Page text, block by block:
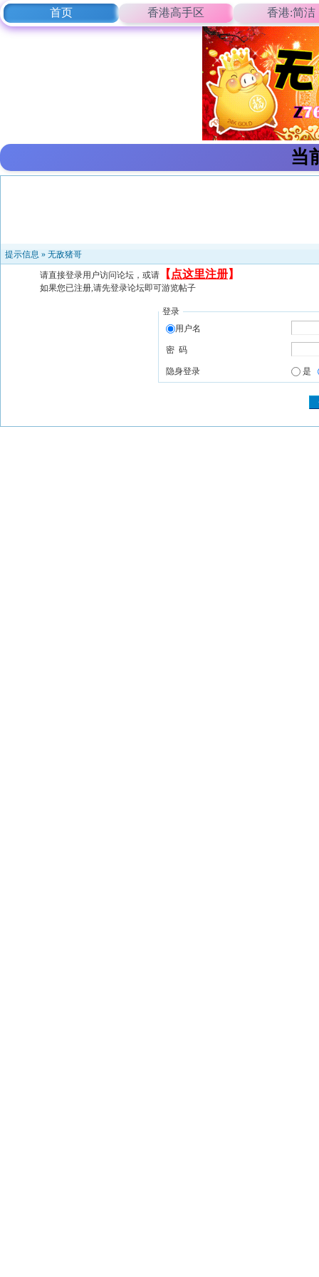
首页 香港高手区 香港:简洁
当
提示信息 » 无敌猪哥
请直接登录用户访问论坛，或请 【 点这里注册】
如果您已注册,请先登录论坛即可游览帖子
登录
用户名
密 码
隐身登录 是